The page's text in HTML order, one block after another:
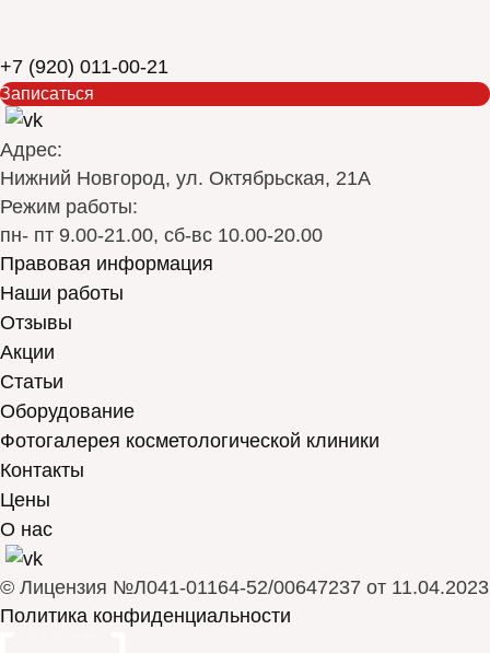
+7 (920) 011-00-21
Записаться
Адрес:
Нижний Новгород, ул. Октябрьская, 21А
Режим работы:
пн- пт 9.00-21.00, сб-вс 10.00-20.00
Правовая информация
Наши работы
Отзывы
Акции
Статьи
Оборудование
Фотогалерея косметологической клиники
Контакты
Цены
О нас
© Лицензия №Л041-01164-52/00647237 от 11.04.2023
Политика конфиденциальности